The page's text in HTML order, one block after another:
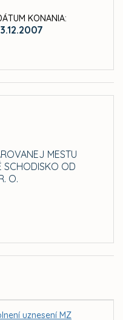
KONANIA:
MESTU
SCHODISKO OD
O.
uznesení MZ